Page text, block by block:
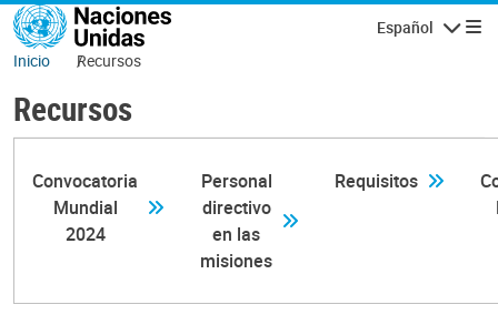
Pasar al contenido principal
Español
Inicio Recursos
Recursos
Convocatoria
Mundial
2024
Personal
directivo
en las
misiones
Requisitos